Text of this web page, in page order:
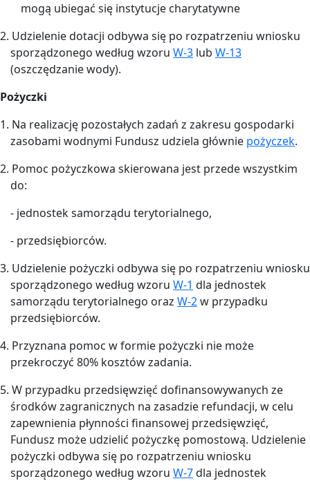
mogą ubiegać się instytucje charytatywne
2. Udzielenie dotacji odbywa się po rozpatrzeniu wniosku
sporządzonego według wzoru W-3 lub W-13
(oszczędzanie wody).
Pożyczki
1. Na realizację pozostałych zadań z zakresu gospodarki
zasobami wodnymi Fundusz udziela głównie pożyczek.
2. Pomoc pożyczkowa skierowana jest przede wszystkim
do:
- jednostek samorządu terytorialnego,
- przedsiębiorców.
3. Udzielenie pożyczki odbywa się po rozpatrzeniu wniosku
sporządzonego według wzoru W-1 dla jednostek
samorządu terytorialnego oraz W-2w przypadku
przedsiębiorców.
4. Przyznana pomoc w formie pożyczki nie może
przekroczyć 80% kosztów zadania.
5. W przypadku przedsięwzięć dofinansowywanych ze
środków zagranicznych na zasadzie refundacji, w celu
zapewnienia płynności finansowej przedsięwzięć,
Fundusz może udzielić pożyczkę pomostową. Udzielenie
pożyczki odbywa się po rozpatrzeniu wniosku
sporządzonego według wzoru W-7dla jednostek